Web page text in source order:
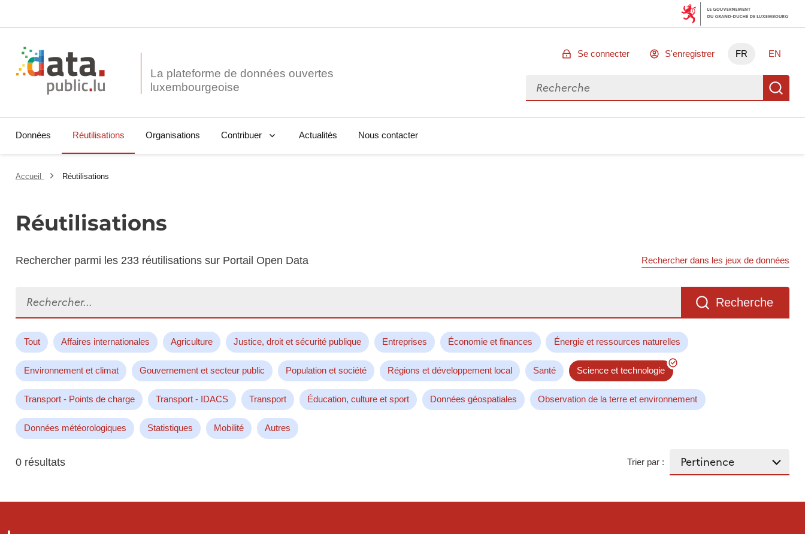
La plateforme de données ouvertes
Se connecter S'enregistrer FR EN
Rechercher des données
Données Réutilisations Organisations Contribuer Actualités Nous contacter
Accueil Réutilisations
Réutilisations
Rechercher parmi les 233 réutilisations sur Portail Open Data Rechercher dans les jeux de données
Recherche
Tout Affaires internationales Agriculture Justice, droit et sécurité publique Entreprises Économie et finances Énergie et ressources naturelles
Environnement et climat Gouvernement et secteur public Population et société Régions et développement local Santé Science et technologie
Transport - Points de charge Transport - IDACS Transport Éducation, culture et sport Données géospatiales Observation de la terre et environnement
Données météorologiques Statistiques Mobilité Autres
0 résultats Trier par :